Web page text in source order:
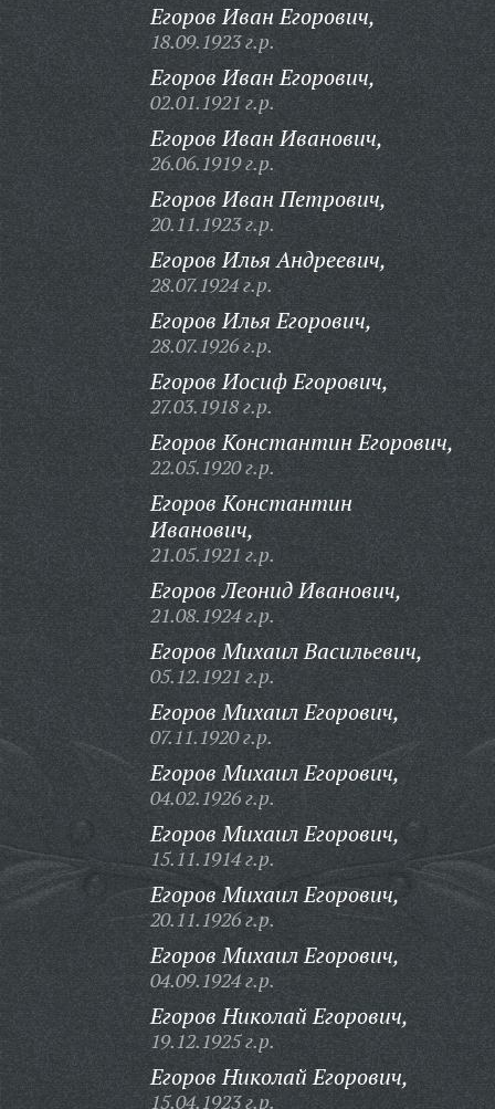
Егоров Иван Егорович,
18.09.1923 г.р.
Егоров Иван Егорович,
02.01.1921 г.р.
Егоров Иван Иванович,
26.06.1919 г.р.
Егоров Иван Петрович,
20.11.1923 г.р.
Егоров Илья Андреевич,
28.07.1924 г.р.
Егоров Илья Егорович,
28.07.1926 г.р.
Егоров Иосиф Егорович,
27.03.1918 г.р.
Егоров Константин Егорович,
22.05.1920 г.р.
Егоров Константин
Иванович,
21.05.1921 г.р.
Егоров Леонид Иванович,
21.08.1924 г.р.
Егоров Михаил Васильевич,
05.12.1921 г.р.
Егоров Михаил Егорович,
07.11.1920 г.р.
Егоров Михаил Егорович,
04.02.1926 г.р.
Егоров Михаил Егорович,
15.11.1914 г.р.
Егоров Михаил Егорович,
20.11.1926 г.р.
Егоров Михаил Егорович,
04.09.1924 г.р.
Егоров Николай Егорович,
19.12.1925 г.р.
Егоров Николай Егорович,
15.04.1923 г.р.